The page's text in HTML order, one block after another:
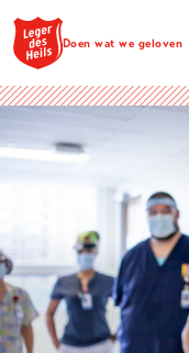
Doen wat we geloven